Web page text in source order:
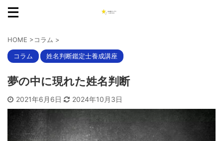
HOME >コラム >
コラム 姓名判断鑑定士養成講座
夢の中に現れた姓名判断
2021年6月6日 2024年10月3日